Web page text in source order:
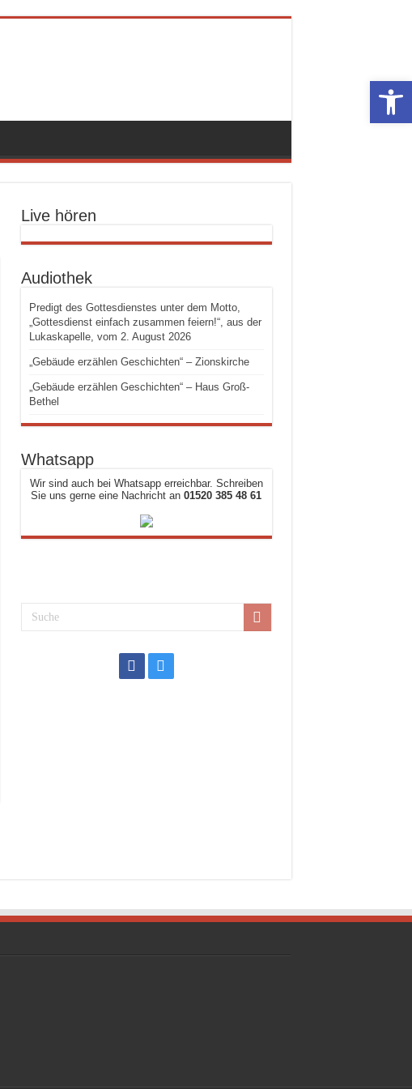
Live hören
Audiothek
Predigt des Gottesdienstes unter dem Motto,
„Gottesdienst einfach zusammen feiern!“, aus der
Lukaskapelle, vom 2. August 2026
„Gebäude erzählen Geschichten“ – Zionskirche
„Gebäude erzählen Geschichten“ – Haus Groß-
Bethel
Whatsapp
Wir sind auch bei Whatsapp erreichbar. Schreiben
Sie uns gerne eine Nachricht an 01520 385 48 61